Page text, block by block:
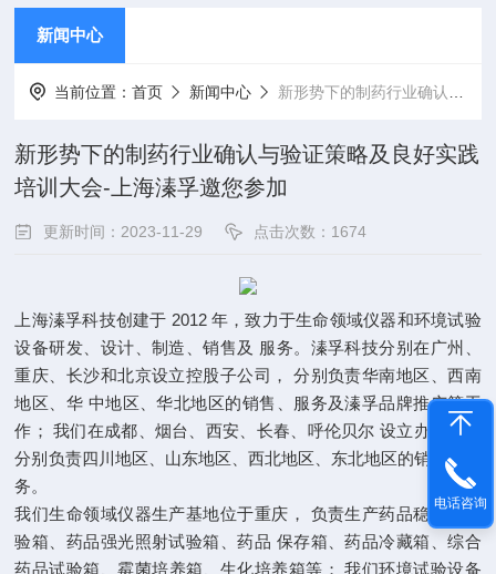
新闻中心
当前位置：首页 新闻中心 新形势下的制药行业确认与验证策略及良好实践培训大会-上海溱孚邀您参加
新形势下的制药行业确认与验证策略及良好实践
培训大会-上海溱孚邀您参加
更新时间：2023-11-29 点击次数：1674
上海溱孚科技创建于 2012 年，致力于生命领域仪器和环境试验
设备研发、设计、制造、销售及 服务。溱孚科技分别在广州、
重庆、长沙和北京设立控股子公司， 分别负责华南地区、西南
地区、华 中地区、华北地区的销售、服务及溱孚品牌推广等工
作； 我们在成都、烟台、西安、长春、呼伦贝尔 设立办事处，
分别负责四川地区、山东地区、西北地区、东北地区的销售和服
务。
我们生命领域仪器生产基地位于重庆， 负责生产药品稳定性试
验箱、药品强光照射试验箱、药品 保存箱、药品冷藏箱、综合
药品试验箱、霉菌培养箱、生化培养箱等； 我们环境试验设备
电话咨询